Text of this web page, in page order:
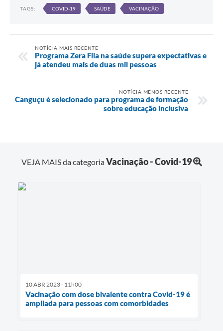
TAGS: COVID-19 SAÚDE VACINAÇÃO
NOTÍCIA MAIS RECENTE
Programa Zera Fila na saúde supera expectativas e
já atendeu mais de duas mil pessoas
NOTÍCIA MENOS RECENTE
Canguçu é selecionado para programa de formação
sobre educação inclusiva
VEJA MAIS da categoriaVacinação - Covid-19
10 ABR 2023 - 11h00
Vacinação com dose bivalente contra Covid-19 é
ampliada para pessoas com comorbidades